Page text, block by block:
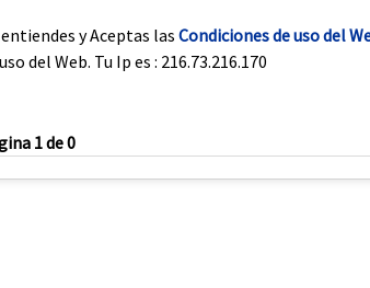
y Aceptas lasCondiciones de uso del
del Web. Tu Ip es : 216.73.216.170
1 de 0